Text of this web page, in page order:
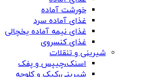
خورشت آماده
غذای آماده سرد
غذای نیمه آماده یخچالی
غذای کنسروی
شیرینی و تنقلات
اسنک،چیپس و پفک
شیرینی،کیک و کلوچه